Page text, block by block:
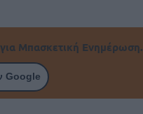
Μπασκετική Ενημέρωση.
Google